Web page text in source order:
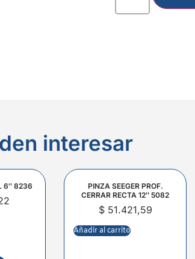
interesar
6″ 8236
PINZA SEEGER PROF.
CERRAR RECTA 12″ 5082
$51.421,59
Añadir al carrito